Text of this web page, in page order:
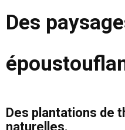
Des
Des plantations de
naturelles.